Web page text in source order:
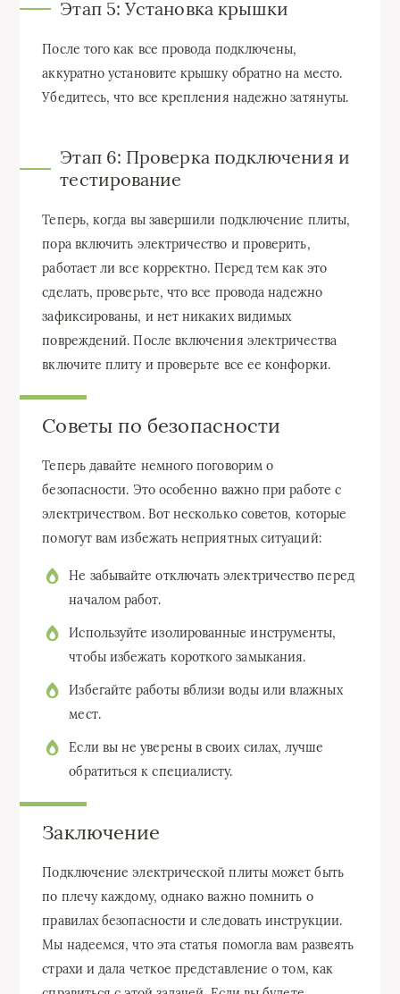
Этап 5: Установка крышки
После того как все провода подключены,
аккуратно установите крышку обратно на место.
Убедитесь, что все крепления надежно затянуты.
Этап 6: Проверка подключения и
тестирование
Теперь, когда вы завершили подключение плиты,
пора включить электричество и проверить,
работает ли все корректно. Перед тем как это
сделать, проверьте, что все провода надежно
зафиксированы, и нет никаких видимых
повреждений. После включения электричества
включите плиту и проверьте все ее конфорки.
Советы по безопасности
Теперь давайте немного поговорим о
безопасности. Это особенно важно при работе с
электричеством. Вот несколько советов, которые
помогут вам избежать неприятных ситуаций:
Не забывайте отключать электричество перед
началом работ.
Используйте изолированные инструменты,
чтобы избежать короткого замыкания.
Избегайте работы вблизи воды или влажных
мест.
Если вы не уверены в своих силах, лучше
обратиться к специалисту.
Заключение
Подключение электрической плиты может быть
по плечу каждому, однако важно помнить о
правилах безопасности и следовать инструкции.
Мы надеемся, что эта статья помогла вам развеять
страхи и дала четкое представление о том, как